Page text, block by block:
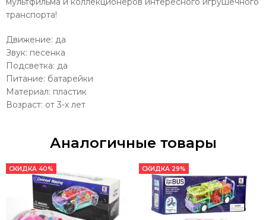
транспорта!
Движение: да
Звук: песенка
Подсветка: да
Питание: батарейки
Материал: пластик
Возраст: от 3-х лет
Аналогичные товары
СКИДКА 40% СКИДКА 29%